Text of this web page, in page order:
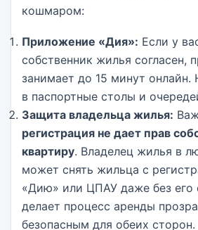
кошмаром:
Приложение «Дия»: Если у
собственник жилья согласен,
занимает до 15 минут онлайн.
в паспортные столы и
Защита владельца жилья:
регистрация не дает прав
квартиру. Владелец жилья в
может снять жильца с
«Дию» или ЦПАУ даже без его
делает процесс аренды
безопасным для обеих сторон.